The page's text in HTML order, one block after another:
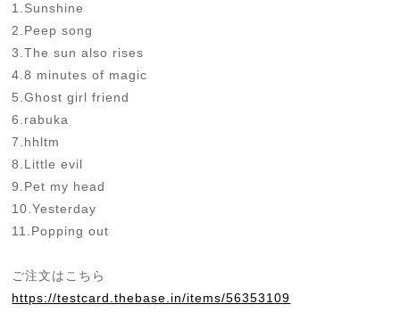
1.Sunshine
2.Peep song
3.The sun also rises
4.8 minutes of magic
5.Ghost girl friend
6.rabuka
7.hhltm
8.Little evil
9.Pet my head
10.Yesterday
11.Popping out
ご注文はこちら
https://testcard.thebase.in/items/56353109